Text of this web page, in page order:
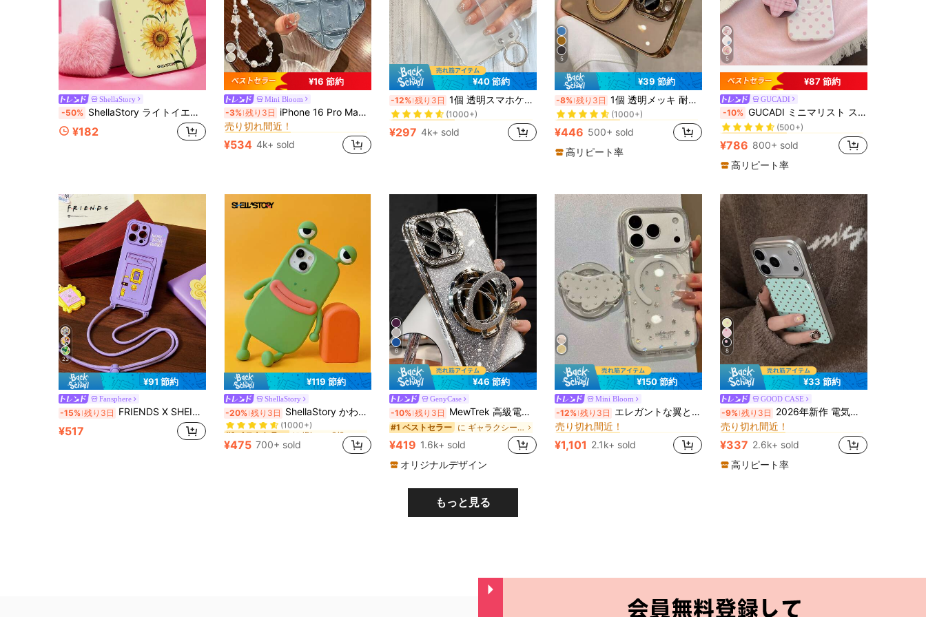
ShellaStory
-50% ShellaStory ライトイエロー背景にローズピンクの水玉ひまわり柄スマホケース、厚手一体型耐衝撃スマホケース、11, 12, 13, 14, 15, 16, 17 Pro Max, A16, A17, A15, A14, A55, A56, A35, A36, S22, 23, S24, S25, A17, A37, A57対応
¥182
¥16 節約
Mini Bloom
-3% 残り3日 iPhone 16 Pro Max フォンケース、新しいラインストーン入り透明シルバーフォイル耐衝撃性シリコンスタイリッシュ保護カバー iPhone 12/11/13/14 Pro Maxに対応
#4 ベストセラー
売り切れ間近！
#4 ベストセラー
売り切れ間近！
#4 ベストセラー
売り切れ間近！
#4 ベストセラー に ギャラクシーS24ウルトラ 携帯電話ケース
¥534 4k+ sold
¥40 節約
-12% 残り3日 1個 透明スマホケース リストストラップスタンド付き、Galaxy対応、17 Pro Max スマホケース スタンド付き、Galaxy S25 Ultra/S26 Ultra/Galaxy A57/Galaxy A56 スタンド付きスマホケース
#1 ベストセラー
に Google Pixel 8 Pro 携帯電話ケース
(1000+)
#1 ベストセラー
(1000+)
#1 ベストセラー
(1000+)
#1 ベストセラー
に Google Pixel 8 Pro 携帯電話ケース
¥297 4k+ sold
5
¥39 節約
-8% 残り3日 1個 透明メッキ 耐衝撃シリコンスマホケース 金属製プッシュプルスタンド付き/耐衝撃スマホケース TPU素材 IP18 18 Pro 18promax/15ProMax/16promax/16pro//11/12/13/14promax/14pro/13promax/16, 17 17pro 17promax/S24/S24Ultra/S25/S25Ultra対応 ワイヤレス充電対応
#1 ベストセラー
に カートゥーン スタンド型スマホケース
(1000+)
#1 ベストセラー
(1000+)
#1 ベストセラー
(1000+)
#1 ベストセラー
に カートゥーン スタンド型スマホケース
(1000+)
¥446 500+ sold
高リピート率
5
¥87 節約
GUCADI
-10% GUCADI ミニマリスト スウィート ポルカドット スマホケース、iPhone 17、17 Pro Max、16、15 ソフトケース、13に適合、星空フィルム マグネットスタンド付き、パーソナライズ、ガーリー、クリエイティブ、ミニマリストスタイル、フレッシュでキュート、コントラストカラーデザイン、ニッチ
#2 ベストセラー
(500+)
#2 ベストセラー
(500+)
#2 ベストセラー
(500+)
#2 ベストセラー
に ジオメトリック スタンド型スマホケース
(500+)
¥786 800+ sold
高リピート率
23
¥91 節約
Fansphere
-15% 残り3日 FRIENDS X SHEIN カートゥーン柄 ポータブル 携帯電話ケース ランヤードカード付き、落下防止保護 iPhone13-17 携帯電話ケース
¥517
¥119 節約
ShellaStory
-20% 残り3日 ShellaStory かわいいスマホケース アップルフロッグ シリコン ソフト スマホケース対応 防水 耐衝撃 落下防止 傷防止
#1 ベストセラー
(1000+)
#1 ベストセラー
(1000+)
#1 ベストセラー
(1000+)
#1 ベストセラー
に iPhone 6/6s Plus ノベルティケース
¥475 700+ sold
6
¥46 節約
GenyCase
-10% 残り3日 MewTrek 高級電気メッキシルバースマホケース、メイクアップミラースタンド付き、光沢のあるラインストーンで装飾、シリコン素材で作られ、耐衝撃性と落下耐性、iPhone 16/16e/16 Pro/16 Pro Max/16 Plus/15/14/13/12/11/X/XS/XR/8/7およびGalaxy S25/S24/S23/S22/S21/A55/A54/A53/A52/A35/A34/A23/A16/A15/A14/A13/A12/A05S/FE/Ultra/4G/5G、Redmi/Honor/MOTO/OPPO/Infinixスマホ対応。
#1 ベストセラー に ギャラクシーA06 スタンド型スマホケース
¥419 1.6k+ sold
オリジナルデザイン
¥150 節約
Mini Bloom
-12% 残り3日 エレガントな翼と星の折りたたみ式マグネットスタンド付きスマホケース、iPhone 17 Pro Max、16 Pro、15、14、13シリーズに対応、ヴィンテージゴールドメッキ、落下防止フルカバー、女性向け ファッショナブルなデザイン
#1 ベストセラー に クリア スタンド型スマホケース
売り切れ間近！
#1 ベストセラー
売り切れ間近！
#1 ベストセラー
売り切れ間近！
#1 ベストセラー に クリア スタンド型スマホケース
¥1,101 2.1k+ sold
8
¥33 節約
GOOD CASE
-9% 残り3日 2026年新作 電気メッキ樹脂シルバーリム韓国風ミニマリストドットパターン エレガントなスマホケース Apple 17/16/15/14/13/12/11対応
#1 ベストセラー
売り切れ間近！
#1 ベストセラー
売り切れ間近！
#1 ベストセラー
売り切れ間近！
#1 ベストセラー に りんご ファッションスマホケース
売り切れ間近！
¥337 2.6k+ sold
高リピート率
もっと見る